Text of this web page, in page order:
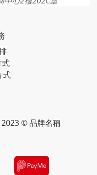
式
式​​​
© 品牌名稱